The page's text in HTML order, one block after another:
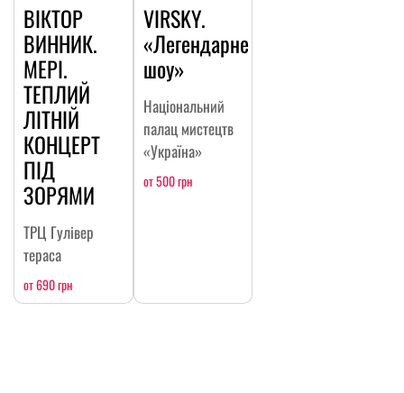
ВІКТОР
ВИННИК.
МЕРІ.
ТЕПЛИЙ
ЛІТНІЙ
КОНЦЕРТ
ПІД
ЗОРЯМИ
ТРЦ Гулівер
тераса
от 690 грн
VIRSKY.
«Легендарне
шоу»
Національний
палац мистецтв
«Україна»
от 500 грн